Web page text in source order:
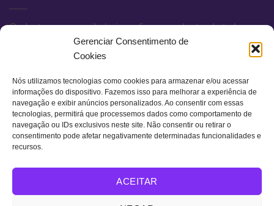
Gerenciar Consentimento de
Cookies
Nós utilizamos tecnologias como cookies para armazenar e/ou acessar
informações do dispositivo. Fazemos isso para melhorar a experiência de
navegação e exibir anúncios personalizados. Ao consentir com essas
tecnologias, permitirá que processemos dados como comportamento de
navegação ou IDs exclusivos neste site. Não consentir ou retirar o
consentimento pode afetar negativamente determinadas funcionalidades e
recursos.
ACEITAR
Cadastre seu e-mail abaixo e fique por dentro de todas as
novidades e promoções exclusivas.
Visa MasterCard